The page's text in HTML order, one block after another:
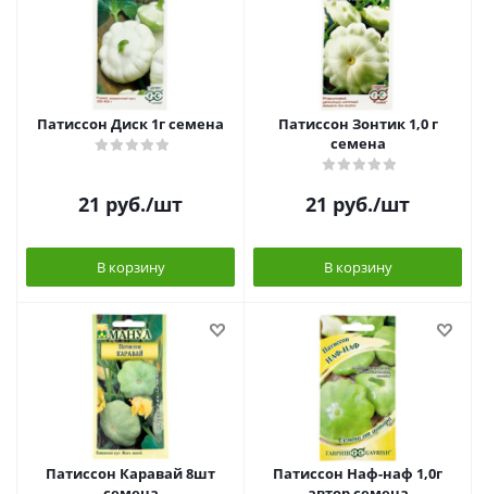
Патиссон Диск 1г семена
21 руб./шт
В корзину
Патиссон Зонтик 1,0 г
семена
21 руб./шт
В корзину
Патиссон Каравай 8шт
Патиссон Наф-наф 1,0г